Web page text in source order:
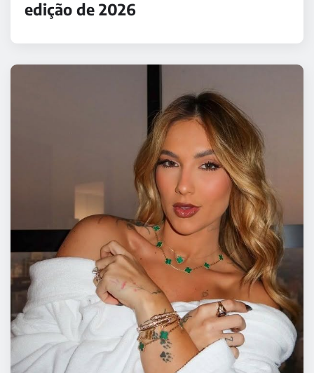
edição de 2026